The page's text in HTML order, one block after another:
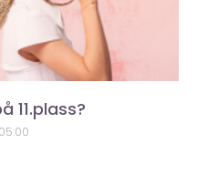
11.plass?
05:00